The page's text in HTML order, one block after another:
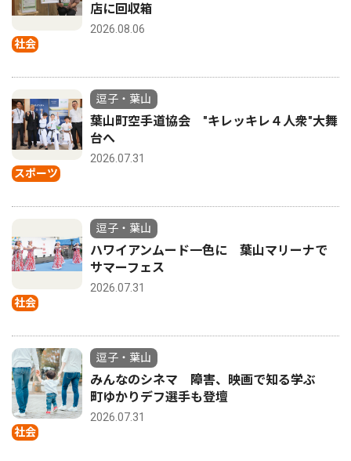
社会
店に回収箱
2026.08.06
スポーツ
逗子・葉山
葉山町空手道協会 "キレッキレ４人衆"大舞
台へ
2026.07.31
社会
逗子・葉山
ハワイアンムード一色に 葉山マリーナで
サマーフェス
2026.07.31
社会
逗子・葉山
みんなのシネマ 障害、映画で知る学ぶ
町ゆかりデフ選手も登壇
2026.07.31